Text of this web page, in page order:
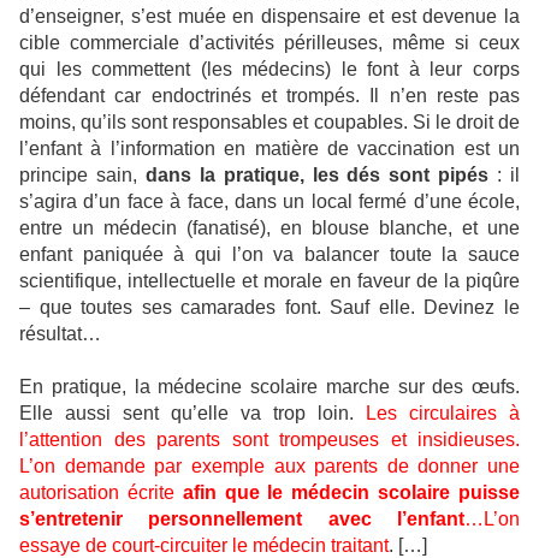
d’enseigner, s’est muée en dispensaire et est devenue la
cible commerciale d’activités périlleuses, même si ceux
qui les commettent (les médecins) le font à leur corps
défendant car endoctrinés et trompés. Il n’en reste pas
moins, qu’ils sont responsables et coupables. Si le droit de
l’enfant à l’information en matière de vaccination est un
principe sain, dans la pratique, les dés sont pipés : il
s’agira d’un face à face, dans un local fermé d’une école,
entre un médecin (fanatisé), en blouse blanche, et une
enfant paniquée à qui l’on va balancer toute la sauce
scientifique, intellectuelle et morale en faveur de la piqûre
– que toutes ses camarades font. Sauf elle. Devinez le
résultat…
En pratique, la médecine scolaire marche sur des œufs.
Elle aussi sent qu’elle va trop loin.
Les circulaires à
l’attention des parents sont trompeuses et insidieuses.
L’on demande par exemple aux parents de donner une
autorisation écrite afin que le médecin scolaire puisse
s’entretenir personnellement avec l’enfant…L’on
essaye de court-circuiter le médecin traitant. […]